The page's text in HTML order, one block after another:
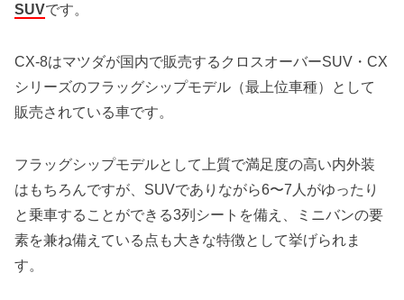
SUVです。
CX-8はマツダが国内で販売するクロスオーバーSUV・CX
シリーズのフラッグシップモデル（最上位車種）として
販売されている車です。
フラッグシップモデルとして上質で満足度の高い内外装
はもちろんですが、SUVでありながら6〜7人がゆったり
と乗車することができる3列シートを備え、ミニバンの要
素を兼ね備えている点も大きな特徴として挙げられま
す。